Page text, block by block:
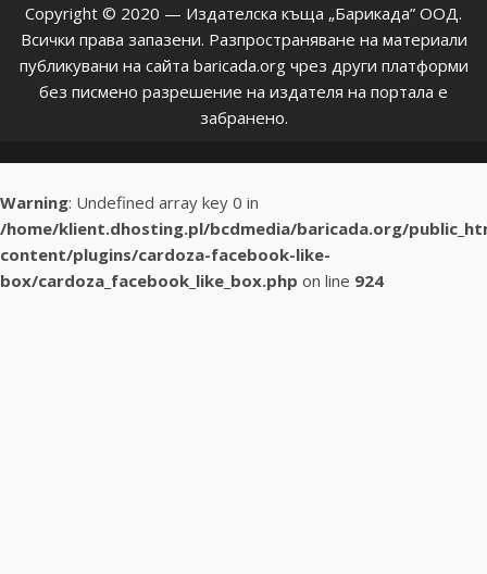
Copyright © 2020 — Издателска къща „Барикада” ООД.
Всички права запазени. Разпространяване на материали
публикувани на сайта baricada.org чрез други платформи
без писмено разрешение на издателя на портала е
забранено.
Warning: Undefined array key 0 in
/home/klient.dhosting.pl/bcdmedia/baricada.org/
content/plugins/cardoza-facebook-like-
box/cardoza_facebook_like_box.php on line 924